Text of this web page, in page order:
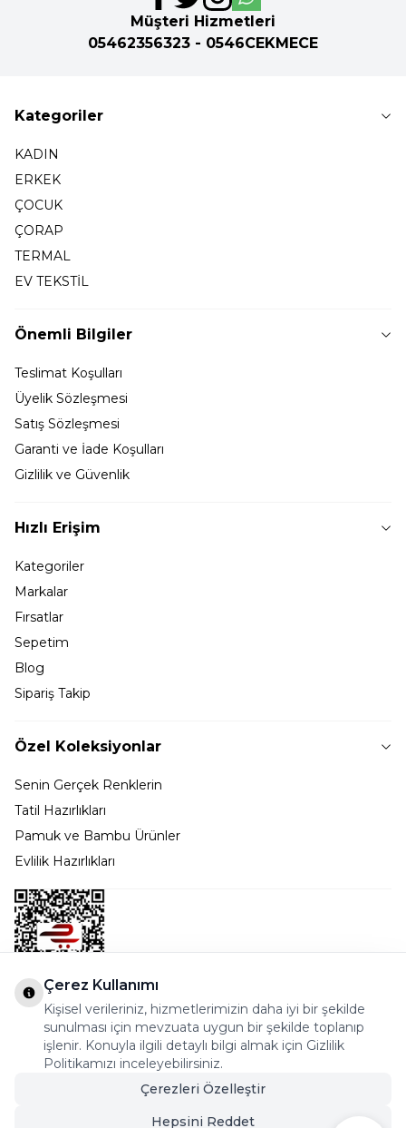
Müşteri Hizmetleri
05462356323 - 0546CEKMECE
Kategoriler
KADIN
ERKEK
ÇOCUK
ÇORAP
TERMAL
EV TEKSTİL
Önemli Bilgiler
Teslimat Koşulları
Üyelik Sözleşmesi
Satış Sözleşmesi
Garanti ve İade Koşulları
Gizlilik ve Güvenlik
Hızlı Erişim
Kategoriler
Markalar
Fırsatlar
Sepetim
Blog
Sipariş Takip
Özel Koleksiyonlar
Senin Gerçek Renklerin
Tatil Hazırlıkları
Pamuk ve Bambu Ürünler
Evlilik Hazırlıkları
Bostancı Mah. Dar yol Sok. Safir sitesi 5/1 B Blok
Kadıköy - İSTANBUL
info@cekmeceonline.com
Çerez Kullanımı
Kişisel verileriniz, hizmetlerimizin daha iyi bir şekilde
sunulması için mevzuata uygun bir şekilde toplanıp
işlenir. Konuyla ilgili detaylı bilgi almak için Gizlilik
Politikamızı inceleyebilirsiniz.
Çerezleri Özelleştir
Hepsini Reddet